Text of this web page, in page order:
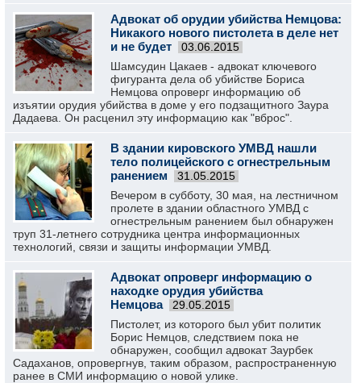
Адвокат об орудии убийства Немцова:
Никакого нового пистолета в деле нет
и не будет
03.06.2015
Шамсудин Цакаев - адвокат ключевого
фигуранта дела об убийстве Бориса
Немцова опроверг информацию об
изъятии орудия убийства в доме у его подзащитного Заура
Дадаева. Он расценил эту информацию как "вброс".
В здании кировского УМВД нашли
тело полицейского с огнестрельным
ранением
31.05.2015
Вечером в субботу, 30 мая, на лестничном
пролете в здании областного УМВД с
огнестрельным ранением был обнаружен
труп 31-летнего сотрудника центра информационных
технологий, связи и защиты информации УМВД.
Адвокат опроверг информацию о
находке орудия убийства
Немцова
29.05.2015
Пистолет, из которого был убит политик
Борис Немцов, следствием пока не
обнаружен, сообщил адвокат Заурбек
Садаханов, опровергнув, таким образом, распространенную
ранее в СМИ информацию о новой улике.